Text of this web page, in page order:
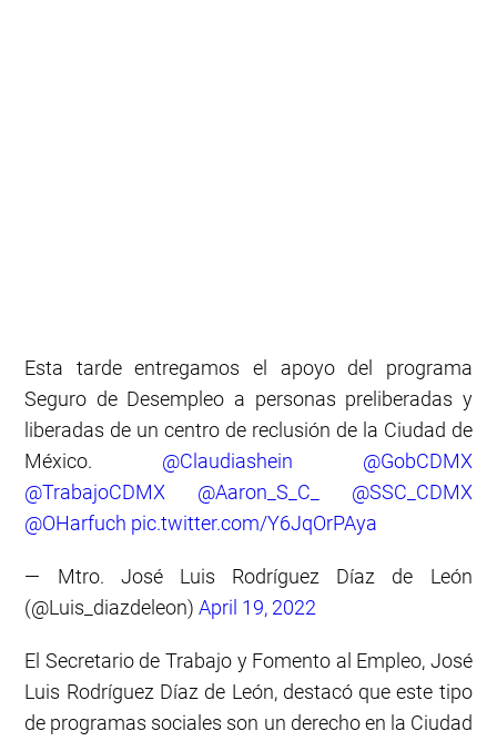
Esta tarde entregamos el apoyo del programa
Seguro de Desempleo a personas preliberadas y
liberadas de un centro de reclusión de la Ciudad de
México. @Claudiashein
@GobCDMX
@TrabajoCDMX
@Aaron_S_C_
@SSC_CDMX
@OHarfuch pic.twitter.com/Y6JqOrPAya
— Mtro. José Luis Rodríguez Díaz de León
(@Luis_diazdeleon)April 19, 2022
El Secretario de Trabajo y Fomento al Empleo, José
Luis Rodríguez Díaz de León, destacó que este tipo
de programas sociales son un derecho en la Ciudad